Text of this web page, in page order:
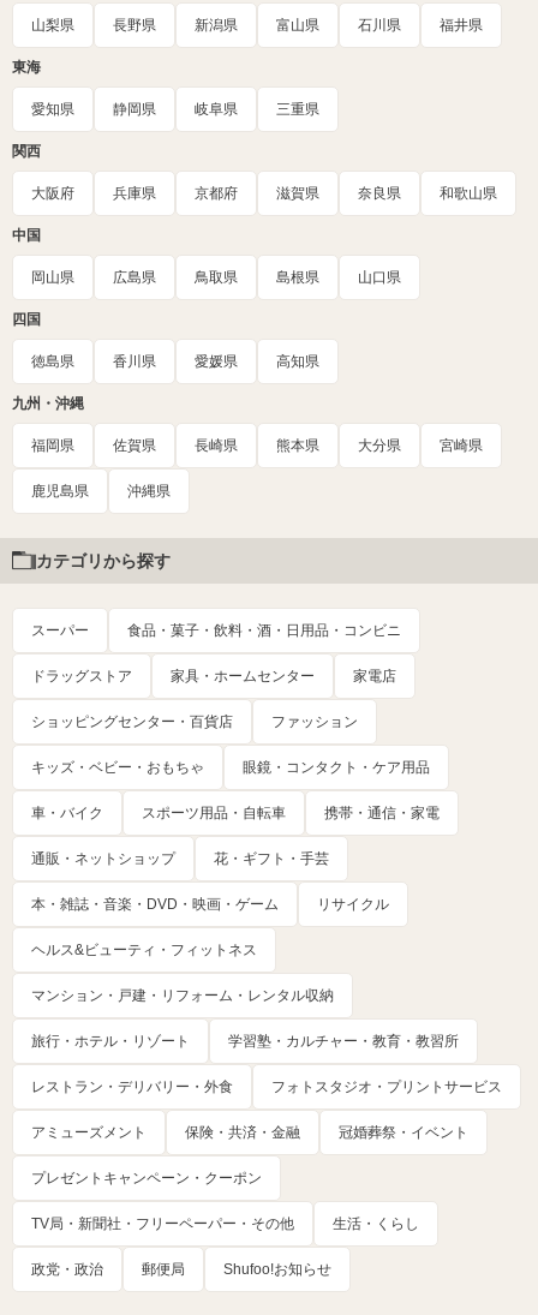
山梨県 長野県 新潟県 富山県 石川県 福井県
東海
愛知県 静岡県 岐阜県 三重県
関西
大阪府 兵庫県 京都府 滋賀県 奈良県 和歌山県
中国
岡山県 広島県 鳥取県 島根県 山口県
四国
徳島県 香川県 愛媛県 高知県
九州・沖縄
福岡県 佐賀県 長崎県 熊本県 大分県 宮崎県
鹿児島県 沖縄県
カテゴリから探す
スーパー 食品・菓子・飲料・酒・日用品・コンビニ
ドラッグストア 家具・ホームセンター 家電店
ショッピングセンター・百貨店 ファッション
キッズ・ベビー・おもちゃ 眼鏡・コンタクト・ケア用品
車・バイク スポーツ用品・自転車 携帯・通信・家電
通販・ネットショップ 花・ギフト・手芸
本・雑誌・音楽・DVD・映画・ゲーム リサイクル
ヘルス&ビューティ・フィットネス
マンション・戸建・リフォーム・レンタル収納
旅行・ホテル・リゾート 学習塾・カルチャー・教育・教習所
レストラン・デリバリー・外食 フォトスタジオ・プリントサービス
アミューズメント 保険・共済・金融 冠婚葬祭・イベント
プレゼントキャンペーン・クーポン
TV局・新聞社・フリーペーパー・その他 生活・くらし
政党・政治 郵便局 Shufoo!お知らせ